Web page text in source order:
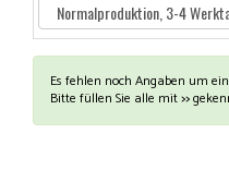
Es fehlen noch Angaben um
Bitte füllen Sie alle mit>>